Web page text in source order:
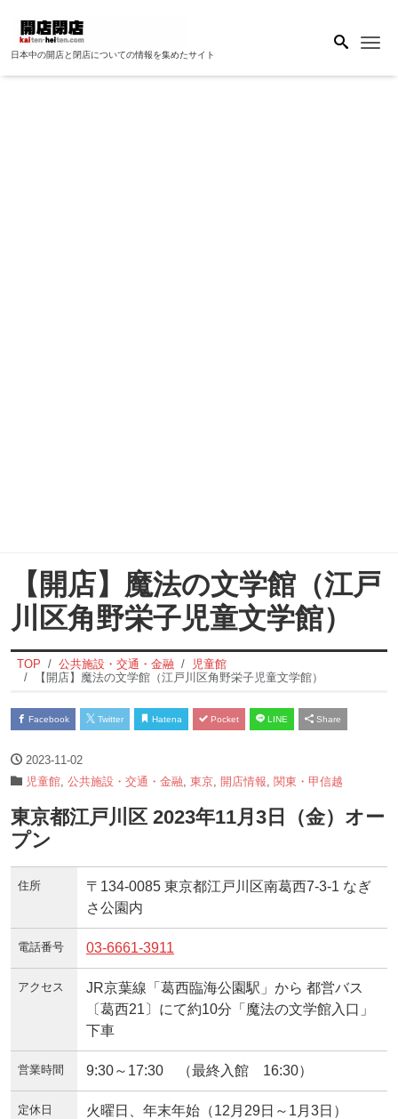
日本中の開店と閉店についての情報を集めたサイト
【開店】魔法の文学館（江戸
川区角野栄子児童文学館）
TOP 公共施設・交通・金融
児童館
【開店】魔法の文学館（江戸川区角野栄子児童文学館）
Facebook Twitter Hatena Pocket LINE Share
2023-11-02
児童館 公共施設・交通・金融 東京 開店情報 関東・甲信越
東京都江戸川区 2023年11月3日（金）オー
プン
住所
〒134-0085 東京都江戸川区南葛西7-3-1 なぎ
さ公園内
電話番号 03-6661-3911
アクセス
JR京葉線「葛西臨海公園駅」から 都営バス
〔葛西21〕にて約10分「魔法の文学館入口」
下車
営業時間 9:30～17:30 （最終入館 16:30）
定休日 火曜日、年末年始（12月29日～1月3日）